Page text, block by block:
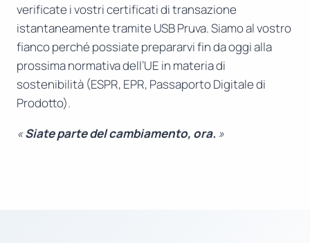
verificate i vostri certificati di transazione
istantaneamente tramite USB Pruva. Siamo al vostro
fianco perché possiate prepararvi fin da oggi alla
prossima normativa dell’UE in materia di
sostenibilità (ESPR, EPR, Passaporto Digitale di
Prodotto).
«Siate parte del cambiamento, ora. »